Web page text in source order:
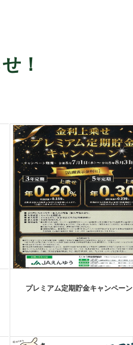
！
プレミアム定期貯金キャンペーン